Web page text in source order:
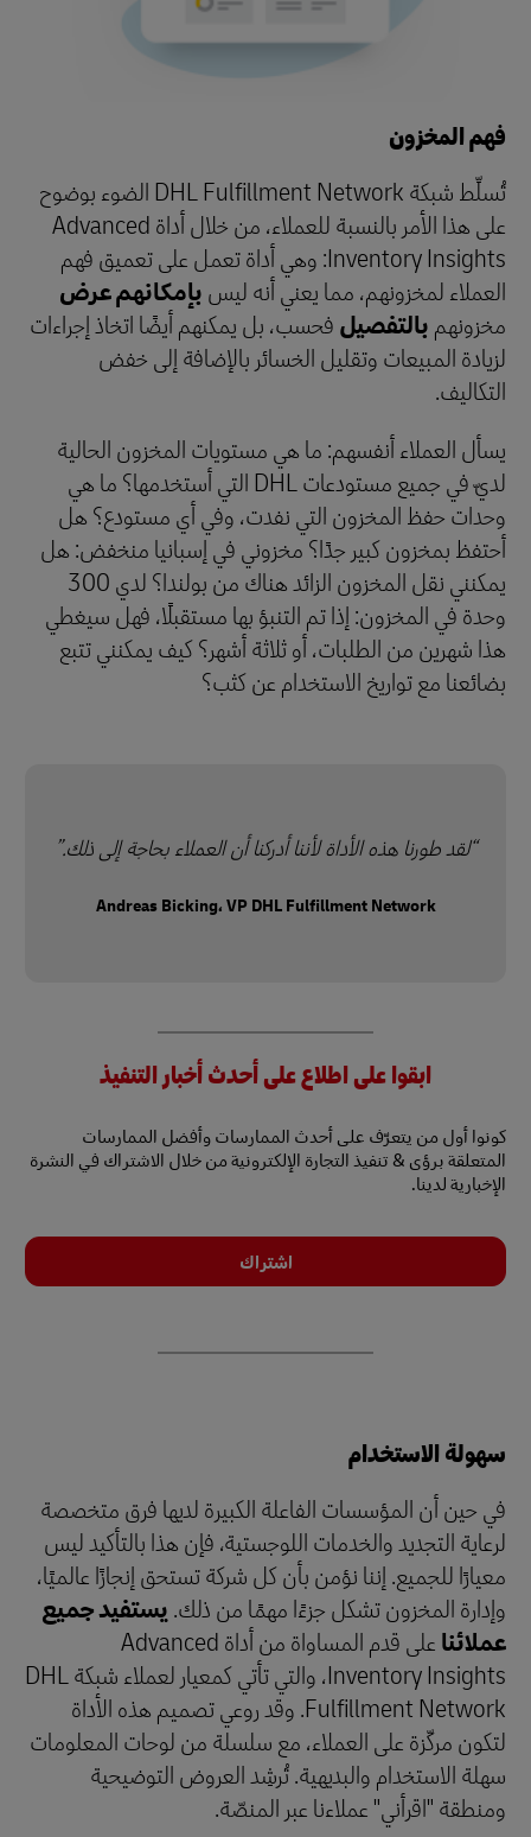
فهم المخزون
تُسلِّط شبكة DHL Fulfillment Network الضوء بوضوح
على هذا الأمر بالنسبة للعملاء، من خلال أداة Advanced
Inventory Insights: وهي أداة تعمل على تعميق فهم
العملاء لمخزونهم، مما يعني أنه ليسبإمكانهم عرض
مخزونهمبالتفصيلفحسب، بل يمكنهم أيضًا اتخاذ إجراءات
لزيادة المبيعات وتقليل الخسائر بالإضافة إلى خفض
التكاليف.
يسأل العملاء أنفسهم: ما هي مستويات المخزون الحالية
لديّ في جميع مستودعات DHL التي أستخدمها؟ ما هي
وحدات حفظ المخزون التي نفدت، وفي أي مستودع؟ هل
أحتفظ بمخزون كبير جدًا؟ مخزوني في إسبانيا منخفض: هل
يمكنني نقل المخزون الزائد هناك من بولندا؟ لدي 300
وحدة في المخزون: إذا تم التنبؤ بها مستقبلًا، فهل سيغطي
هذا شهرين من الطلبات، أو ثلاثة أشهر؟ كيف يمكنني تتبع
بضائعنا مع تواريخ الاستخدام عن كثب؟
لقد طورنا هذه الأداة لأننا أدركنا أن العملاء بحاجة إلى ذلك.
Andreas Bicking، VP DHL Fulfillment Network
ابقوا على اطلاع على أحدث أخبار التنفيذ
كونوا أول من يتعرّف على أحدث الممارسات وأفضل الممارسات
المتعلقة برؤى & تنفيذ التجارة الإلكترونية من خلال الاشتراك في النشرة
الإخبارية لدينا.
اشتراك
سهولة الاستخدام
في حين أن المؤسسات الفاعلة الكبيرة لديها فرق متخصصة
لرعاية التجديد والخدمات اللوجستية، فإن هذا بالتأكيد ليس
معيارًا للجميع. إننا نؤمن بأن كل شركة تستحق إنجازًا عالميًا،
وإدارة المخزون تشكل جزءًا مهمًا من ذلك.يستفيد جميع
عملائنا
على قدم المساواة من أداة Advanced
Inventory Insights، والتي تأتي كمعيار لعملاء شبكة DHL
Fulfillment Network. وقد روعي تصميم هذه الأداة
لتكون مركّزة على العملاء، مع سلسلة من لوحات المعلومات
سهلة الاستخدام والبديهية. تُرشِد العروض التوضيحية
ومنطقة "اقرأني" عملاءنا عبر المنصّة.